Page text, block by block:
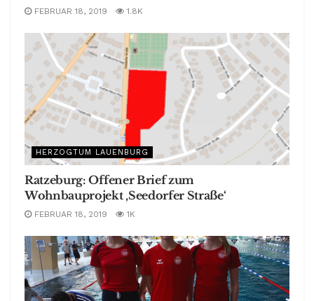
FEBRUAR 18, 2019 1.8K
HERZOGTUM LAUENBURG
Ratzeburg: Offener Brief zum
Wohnbauprojekt ‚Seedorfer Straße‘
FEBRUAR 18, 2019 1K